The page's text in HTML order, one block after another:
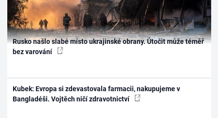
Rusko našlo slabé místo ukrajinské obrany. Útočit může téměř
bez varování
Kubek: Evropa si zdevastovala farmacii, nakupujeme v
Bangladéši. Vojtěch ničí zdravotnictví